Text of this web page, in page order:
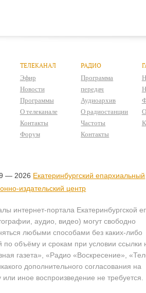
ТЕЛЕКАНАЛ
Эфир
Новости
Программы
О телеканале
Контакты
Форум
РАДИО
Программа
передач
Аудиоархив
О радиостанции
Частоты
Контакты
— 2026 Екатеринбургский епархиальный
издательский центр
интернет-портала Екатеринбургской
аудио, видео) могут свободно
любыми способами без каких-либо
по объёму и срокам при условии ссылки
газета», «Радио «Воскресение»,
дополнительного согласования на
или иное воспроизведение не требуется.